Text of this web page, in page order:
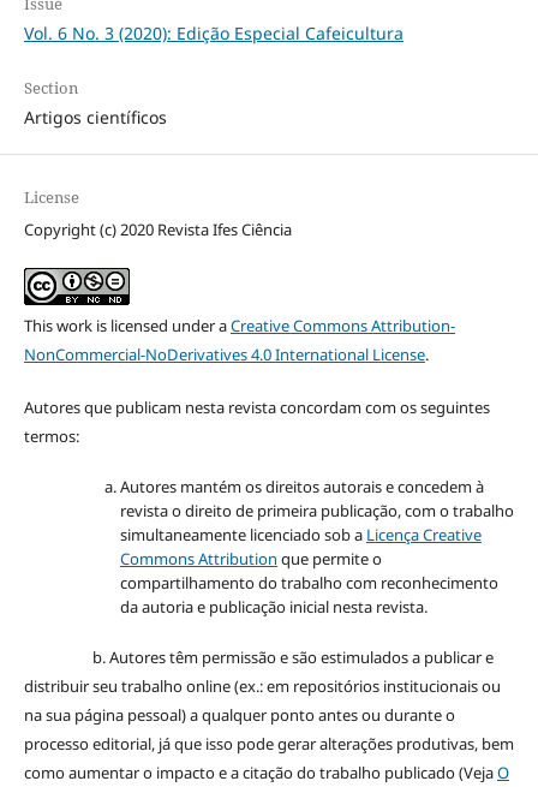
Vol. 6 No. 3 (2020): Edição Especial Cafeicultura
Section
Artigos científicos
License
Copyright (c) 2020 Revista Ifes Ciência
This work is licensed under aCreative Commons Attribution-
NonCommercial-NoDerivatives 4.0 International License.
Autores que publicam nesta revista concordam com os seguintes
termos:
Autores mantém os direitos autorais e concedem à
revista o direito de primeira publicação, com o trabalho
simultaneamente licenciado sob a Licença Creative
Commons Attribution que permite o
compartilhamento do trabalho com reconhecimento
da autoria e publicação inicial nesta revista.
b. Autores têm permissão e são estimulados a publicar e
distribuir seu trabalho online (ex.: em repositórios institucionais ou
na sua página pessoal) a qualquer ponto antes ou durante o
processo editorial, já que isso pode gerar alterações produtivas, bem
como aumentar o impacto e a citação do trabalho publicado (VejaO